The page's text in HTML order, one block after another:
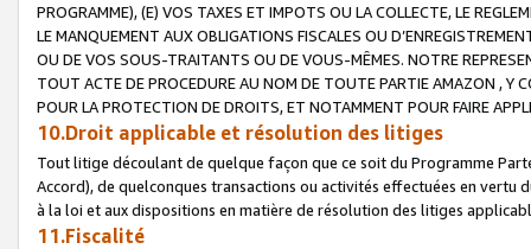
PROGRAMME), (E) VOS TAXES ET IMPOTS OU LA COLLECTE, LE
LE MANQUEMENT AUX OBLIGATIONS FISCALES OU
OU DE VOS SOUS-TRAITANTS OU DE VOUS-MÊMES. NOTRE
TOUT ACTE DE PROCEDURE AU NOM DE TOUTE PARTIE AMAZON , Y
POUR LA PROTECTION DE DROITS, ET NOTAMMENT POUR FAIRE
10.Droit applicable et résolution des litiges
Tout litige découlant de quelque façon que ce soit du Programme
Accord), de quelconques transactions ou activités effectuées en vertu
à la loi et aux dispositions en matière de résolution des litiges
11.Fiscalité